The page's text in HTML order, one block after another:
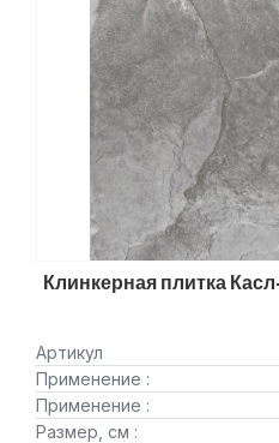
Клинкерная плитка
Артикул
Применение :
Применение :
Размер, см :